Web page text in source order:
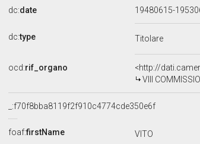
dc:date 19480615-
dc:type Titolare
ocd:rif_organo
<http://
VIII
_:f70f8bba8119f2f910c4774cde350e6f
foaf:firstName VITO